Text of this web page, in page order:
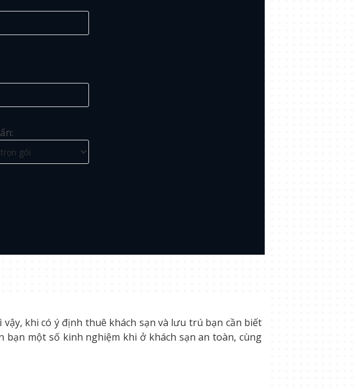
khi có ý định thuê khách sạn và lưu trú bạn cần biết
bạn một số kinh nghiệm khi ở khách sạn an toàn, cùng